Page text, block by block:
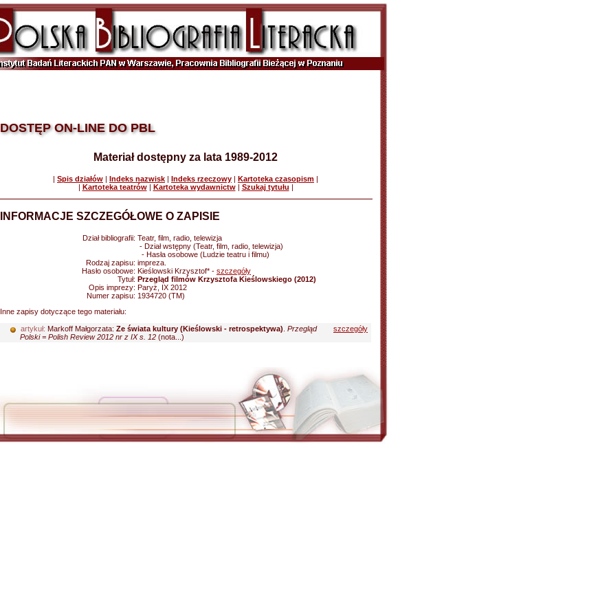
DOSTĘP ON-LINE DO PBL
Materiał dostępny za lata 1989-2012
| Spis działów | Indeks nazwisk | Indeks rzeczowy | Kartoteka czasopism |
| Kartoteka teatrów| Kartoteka wydawnictw| Szukaj tytułu |
INFORMACJE SZCZEGÓŁOWE O ZAPISIE
Dział bibliografii: Teatr, film, radio, telewizja
- Dział wstępny (Teatr, film, radio, telewizja)
- Hasła osobowe (Ludzie teatru i filmu)
Rodzaj zapisu: impreza.
Hasło osobowe: Kieślowski Krzysztof* - szczegóły
Tytuł: Przegląd filmów Krzysztofa Kieślowskiego (2012)
Opis imprezy: Paryż, IX 2012
Numer zapisu: 1934720 (TM)
Inne zapisy dotyczące tego materiału:
artykuł: Markoff Małgorzata: Ze świata kultury (Kieślowski - retrospektywa) Przegląd
Polski = Polish Review 2012 nr z IX s. 12 (nota...)
szczegóły